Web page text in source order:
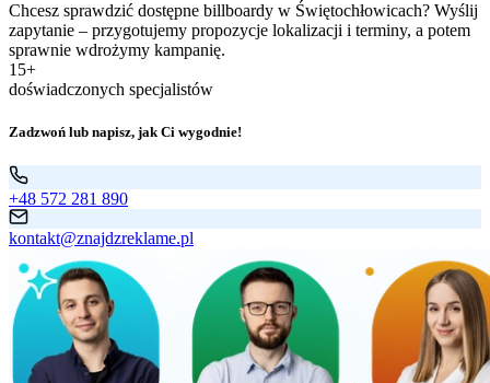
Chcesz sprawdzić dostępne billboardy w Świętochłowicach? Wyślij
zapytanie – przygotujemy propozycje lokalizacji i terminy, a potem
sprawnie wdrożymy kampanię.
15+
doświadczonych specjalistów
Zadzwoń lub napisz, jak Ci wygodnie!
+48 572 281 890
kontakt@znajdzreklame.pl